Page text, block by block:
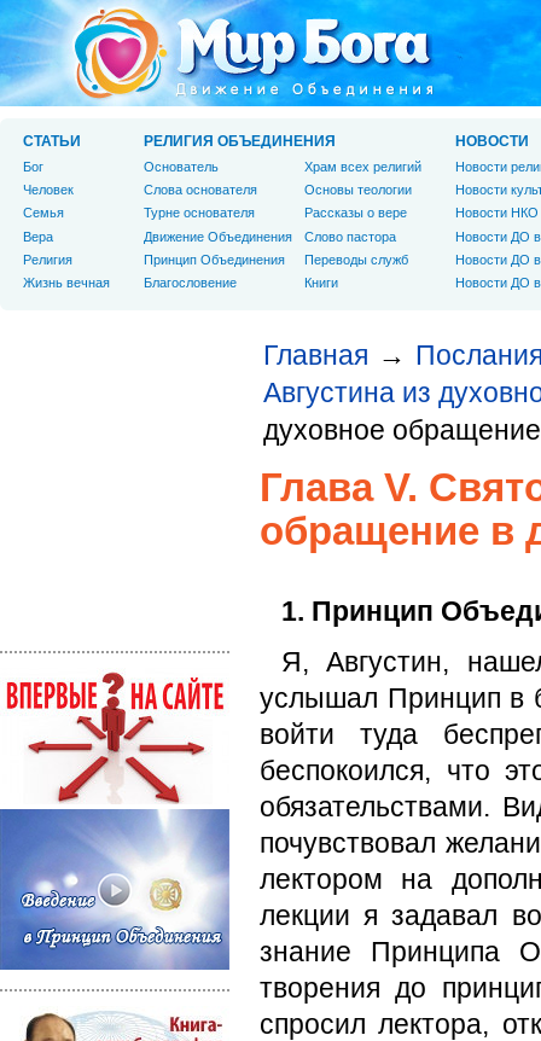
Главная →
Августина из
духовное
Глава V.
обращение в
1. Принцип
Я, Августин,
услышал Принцип в
войти туда
беспокоился, что
обязательствами.
почувствовал
лектором на
лекции я задавал
знание Принципа
творения до
спросил лектора,
СТАТЬИ
Бог
Человек
Cемья
Вера
Религия
Жизнь вечная
РЕЛИГИЯ ОБЪЕДИНЕНИЯ
Основатель
Слова основателя
Турне основателя
Движение Объединения
Принцип Объединения
Благословение
Храм всех религий
Основы теологии
Рассказы о вере
Слово пастора
Переводы служб
Книги
НОВОСТИ
Новости
Новости
Новости НКО
Новости ДО
Новости ДО
Новости ДО